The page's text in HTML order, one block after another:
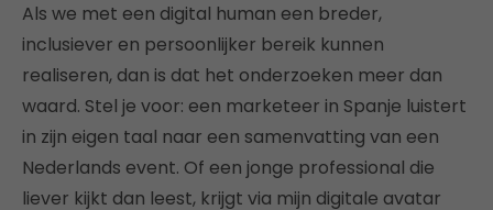
Als we met een digital human een breder,
inclusiever en persoonlijker bereik kunnen
realiseren, dan is dat het onderzoeken meer dan
waard. Stel je voor: een marketeer in Spanje luistert
in zijn eigen taal naar een samenvatting van een
Nederlands event. Of een jonge professional die
liever kijkt dan leest, krijgt via mijn digitale avatar